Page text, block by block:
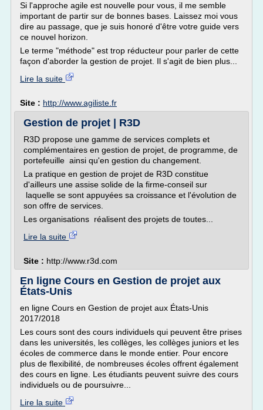
Si l'approche agile est nouvelle pour vous, il me semble
important de partir sur de bonnes bases. Laissez moi vous
dire au passage, que je suis honoré d'être votre guide vers
ce nouvel horizon.
Le terme "méthode" est trop réducteur pour parler de cette
façon d'aborder la gestion de projet. Il s'agit de bien plus...
Lire la suite
Site : http://www.agiliste.fr
Gestion de projet | R3D
R3D propose une gamme de services complets et
complémentaires en gestion de projet, de programme, de
portefeuille ainsi qu'en gestion du changement.
La pratique en gestion de projet de R3D constitue
d'ailleurs une assise solide de la firme-conseil sur
laquelle se sont appuyées sa croissance et l'évolution de
son offre de services.
Les organisations réalisent des projets de toutes...
Lire la suite
Site : http://www.r3d.com
En ligne Cours en Gestion de projet aux
États-Unis
en ligne Cours en Gestion de projet aux États-Unis
2017/2018
Les cours sont des cours individuels qui peuvent être prises
dans les universités, les collèges, les collèges juniors et les
écoles de commerce dans le monde entier. Pour encore
plus de flexibilité, de nombreuses écoles offrent également
des cours en ligne. Les étudiants peuvent suivre des cours
individuels ou de poursuivre...
Lire la suite